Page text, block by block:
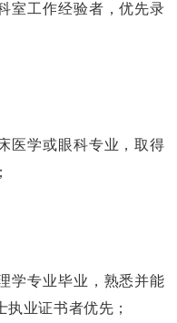
室工作经验者，优先录
医学或眼科专业，取得
学专业毕业，熟悉并能
业证书者优先；